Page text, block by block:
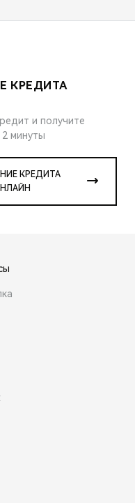
КРЕДИТА
и получите
минуты
КРЕДИТА